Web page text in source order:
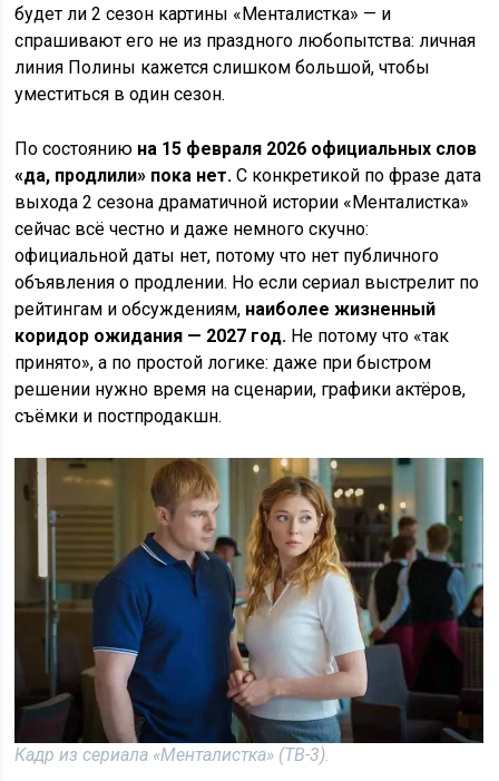
будет ли 2 сезон картины «Менталистка» — и
спрашивают его не из праздного любопытства: личная
линия Полины кажется слишком большой, чтобы
уместиться в один сезон.
По состоянию на 15 февраля 2026 официальных слов
«да, продлили» пока нет. С конкретикой по фразе дата
выхода 2 сезона драматичной истории «Менталистка»
сейчас всё честно и даже немного скучно:
официальной даты нет, потому что нет публичного
объявления о продлении. Но если сериал выстрелит по
рейтингам и обсуждениям, наиболее жизненный
коридор ожидания — 2027 год. Не потому что «так
принято», а по простой логике: даже при быстром
решении нужно время на сценарии, графики актёров,
съёмки и постпродакшн.
Кадр из сериала «Менталистка» (ТВ-3).